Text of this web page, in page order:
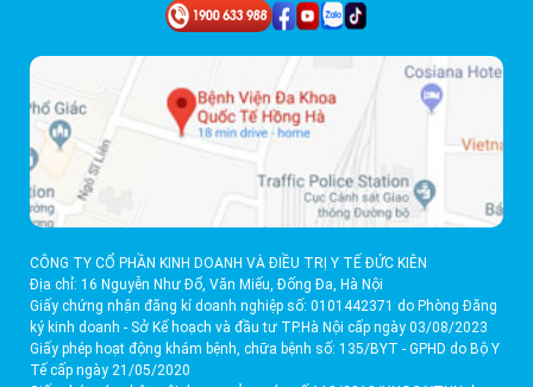
CÔNG TY CỔ PHẦN KINH DOANH VÀ ĐIỀU TRỊ Y TẾ ĐỨC KIÊN
Địa chỉ: 16 Nguyễn Như Đổ, Văn Miếu, Đống Đa, Hà Nội
Giấy chứng nhận đăng kí doanh nghiệp số: 0101442371 do Phòng Đăng
ký kinh doanh - Sở Kế hoạch và đầu tư TP.Hà Nội cấp ngày 03/08/2023
Giấy phép hoạt động khám bệnh, chữa bệnh số: 135/BYT - GPHD do Bộ Y
Tế cấp ngày 21/05/2020